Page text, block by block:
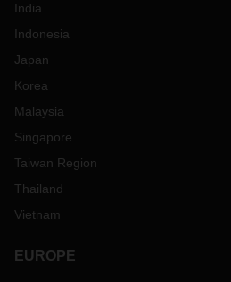
India
Indonesia
Japan
Korea
Malaysia
Singapore
Taiwan Region
Thailand
Vietnam
EUROPE